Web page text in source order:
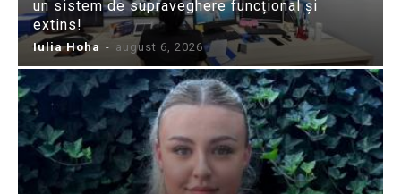
un sistem de supraveghere funcțional și
extins!
Iulia Hoha - august 6, 2026